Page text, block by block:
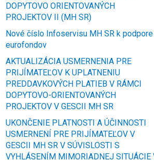
DOPYTOVO ORIENTOVANÝCH
PROJEKTOV II (MH SR)
Nové číslo Infoservisu MH SR k
eurofondov
AKTUALIZÁCIA USMERNENIA PRE
PRIJÍMATEĽOV K UPLATNENIU
PREDDAVKOVÝCH PLATIEB V RÁMCI
DOPYTOVO-ORIENTOVANÝCH
PROJEKTOV V GESCII MH SR
UKONČENIE PLATNOSTI A ÚČINNOSTI
USMERNENÍ PRE PRIJÍMATEĽOV V
GESCII MH SR V SÚVISLOSTI S
VYHLÁSENÍM MIMORIADNEJ SITUÁCIE